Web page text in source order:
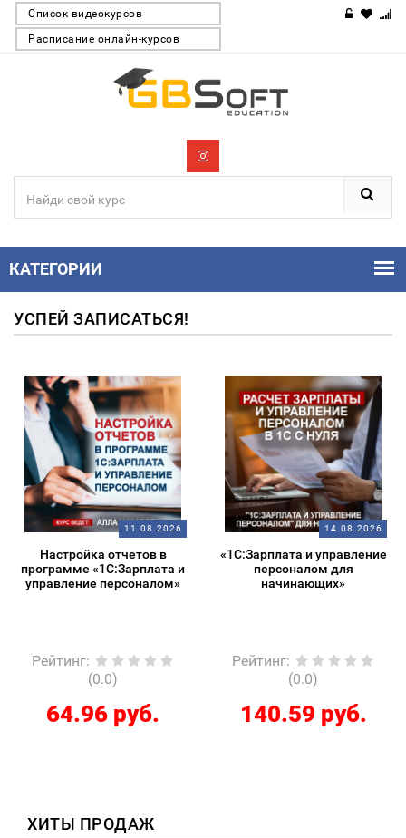
Список видеокурсов
Расписание онлайн-курсов
КАТЕГОРИИ
УСПЕЙ ЗАПИСАТЬСЯ!
11.08.2026
Настройка отчетов в
программе «1С:Зарплата и
управление персоналом»
Рейтинг:
(0.0)
64.96 руб.
14.08.2026
«1С:Зарплата и управление
персоналом для
начинающих»
Рейтинг:
(0.0)
140.59 руб.
ХИТЫ ПРОДАЖ